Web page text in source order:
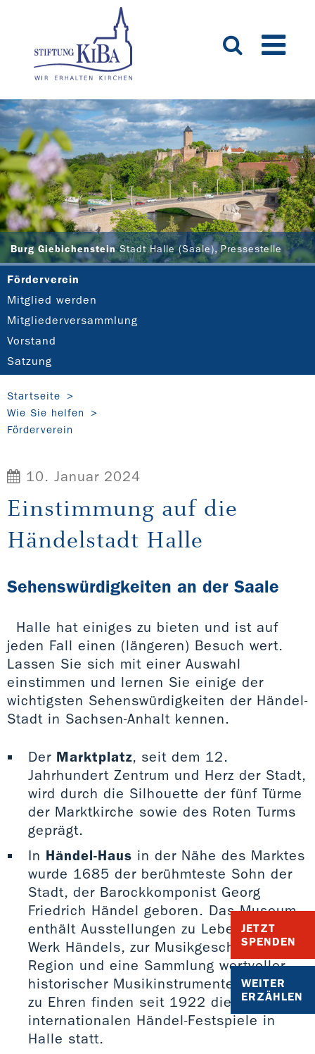
Burg GiebichensteinStadt Halle (Saale), Pressestelle
JETZT
SPENDEN
WEITER
ERZÄHLEN
Förderverein
Mitglied werden
Mitgliederversammlung
Vorstand
Satzung
Startseite
Wie Sie helfen
Förderverein
10. Januar 2024
Einstimmung auf die
Händelstadt Halle
Sehenswürdigkeiten an der Saale
Halle hat einiges zu bieten und ist auf
jeden Fall einen (längeren) Besuch wert.
Lassen Sie sich mit einer Auswahl
einstimmen und lernen Sie einige der
wichtigsten Sehenswürdigkeiten der Händel-
Stadt in Sachsen-Anhalt kennen.
Der Marktplatz, seit dem 12.
Jahrhundert Zentrum und Herz der Stadt,
wird durch die Silhouette der fünf Türme
der Marktkirche sowie des Roten Turms
geprägt.
In Händel-Haus in der Nähe des Marktes
wurde 1685 der berühmteste Sohn der
Stadt, der Barockkomponist Georg
Friedrich Händel geboren. Das Museum
enthält Ausstellungen zu Leben und
Werk Händels, zur Musikgeschichte der
Region und eine Sammlung wertvoller,
historischer Musikinstrumente. Händel
zu Ehren finden seit 1922 die
internationalen Händel-Festspiele in
Halle statt.